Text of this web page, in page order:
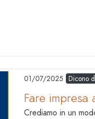
01/07/2025 Dicono
Fare impresa
Crediamo in un